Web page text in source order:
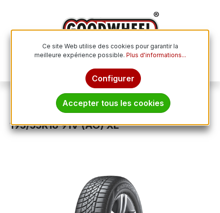
Pneus toutes saisons
HANKOOK KINERGY 4S (H740) (AO)
195/55R16 91V (AO) XL
Ignorer la galerie d'images
Ce site Web utilise des cookies pour garantir la
meilleure expérience possible. Plus d'informations...
Configurer
Accepter tous les cookies